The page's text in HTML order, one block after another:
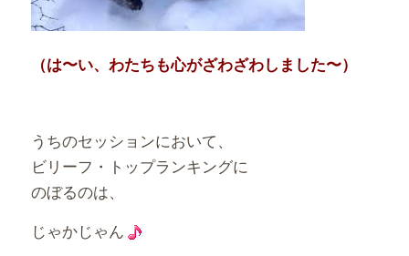
（は〜い、わたちも心がざわざわしました〜）
うちのセッションにおいて、
ビリーフ・トップランキングに
のぼるのは、
じゃかじゃん